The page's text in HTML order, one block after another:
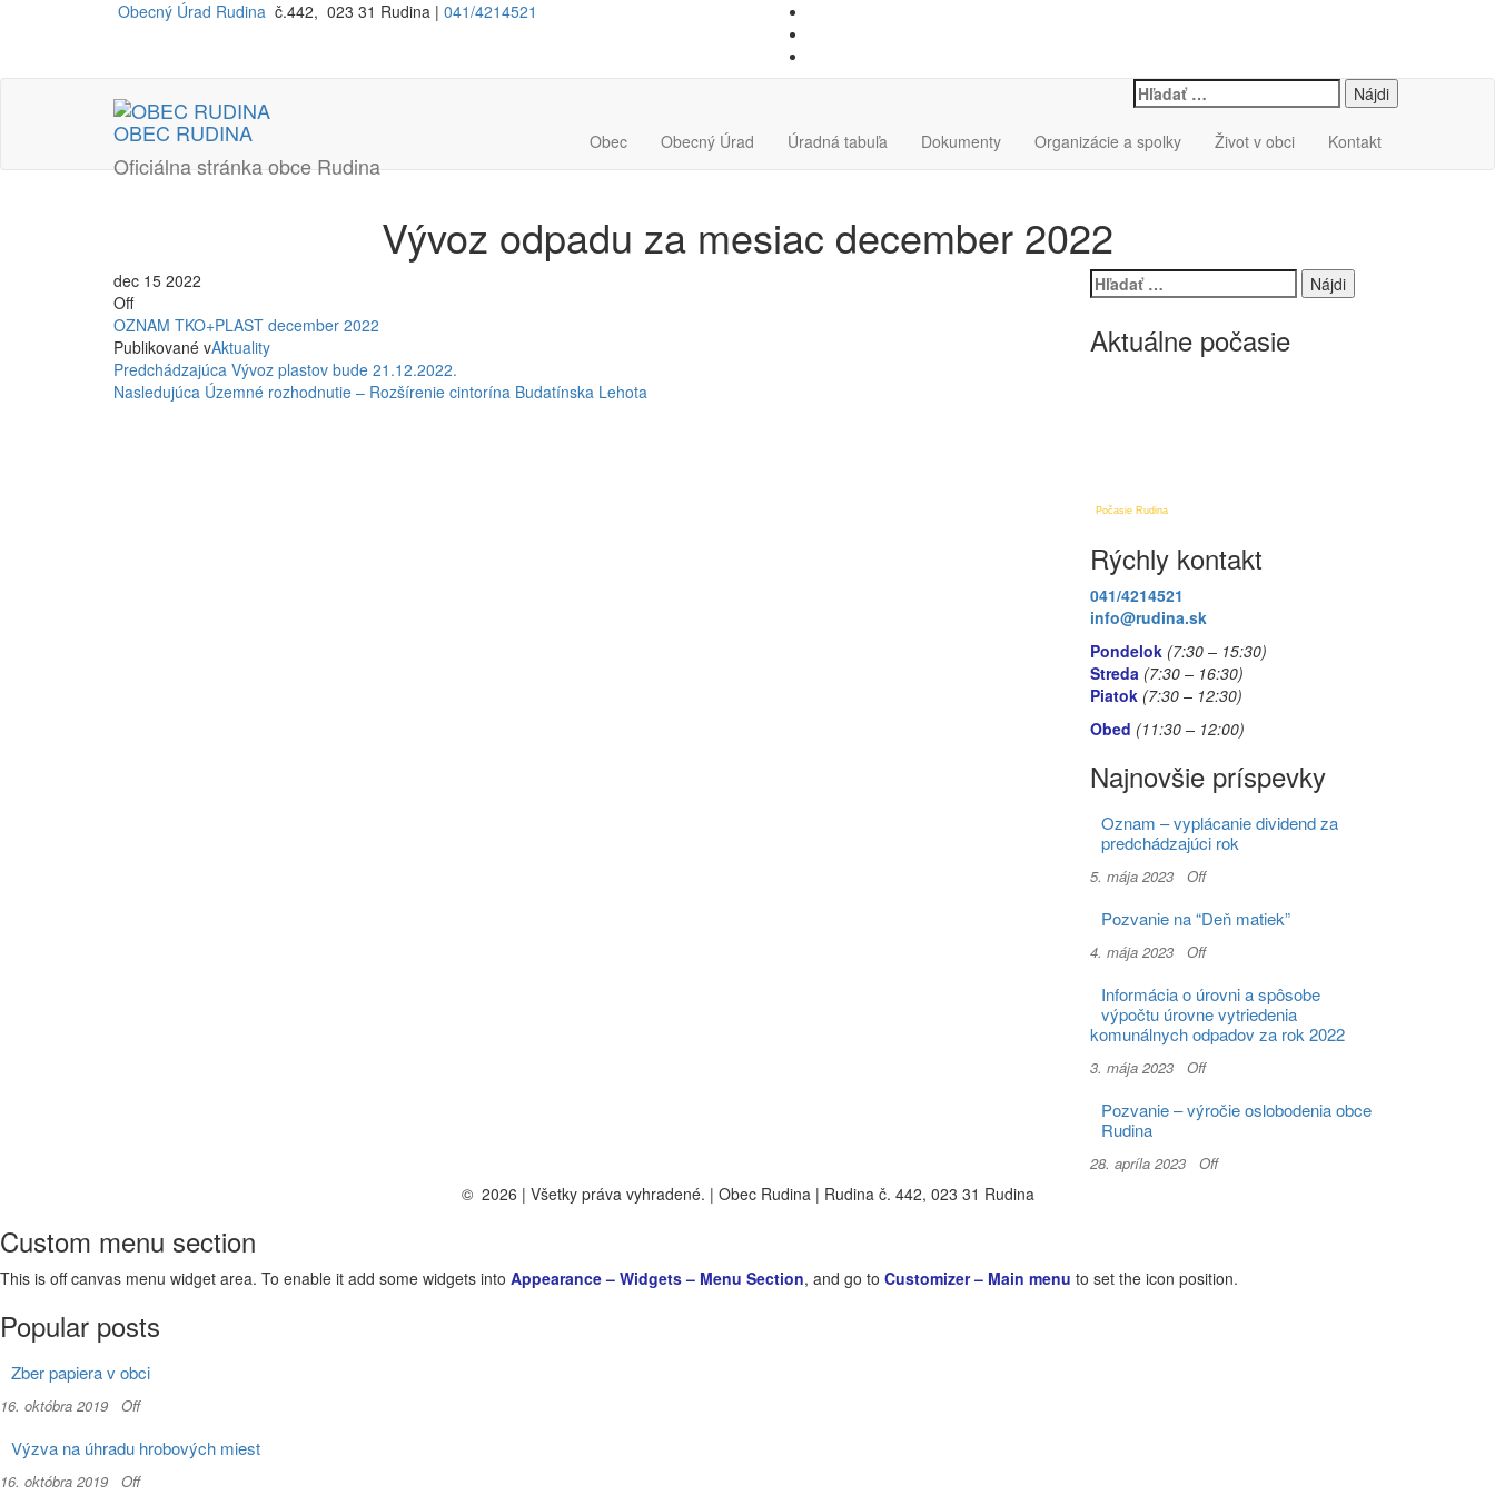
Obecný Úrad Rudina č.442, 023 31 Rudina | 041/4214521
OBEC RUDINA
Oficiálna stránka obce Rudina
Hľadať:
Obec Obecný Úrad Úradná tabuľa Dokumenty Organizácie a spolky Život v obci Kontakt
Vývoz odpadu za mesiac december 2022
dec 15 2022
Off
OZNAM TKO+PLAST december 2022
Publikované vAktuality
Navigácia
v
Predchádzajúci
príspevok
Predchádzajúca Vývoz plastov bude 21.12.2022.
Nasledujúci
Nasledujúca Územné rozhodnutie – Rozšírenie cintorína Budatínska Lehota
Hľadať:
Aktuálne počasie
Počasie Rudina
Rýchly kontakt
041/4214521
info@rudina.sk
Pondelok (7:30 – 15:30)
Streda (7:30 – 16:30)
Piatok (7:30– 12:30)
Obed (11:30– 12:00)
Najnovšie príspevky
Oznam – vyplácanie dividend za
predchádzajúci rok
5. mája 2023 Off
Pozvanie na “Deň matiek”
4. mája 2023 Off
Informácia o úrovni a spôsobe
výpočtu úrovne vytriedenia
komunálnych odpadov za rok 2022
3. mája 2023 Off
Pozvanie – výročie oslobodenia obce
Rudina
28. apríla 2023 Off
© 2026 | Všetky práva vyhradené. | Obec Rudina | Rudina č. 442, 023 31 Rudina
Custom menu section
This is off canvas menu widget area. To enable it add some widgets into Appearance – Widgets – Menu Section, and go to Customizer – Main menu to set the icon position.
Popular posts
Zber papiera v obci
16. októbra 2019 Off
Výzva na úhradu hrobových miest
16. októbra 2019 Off